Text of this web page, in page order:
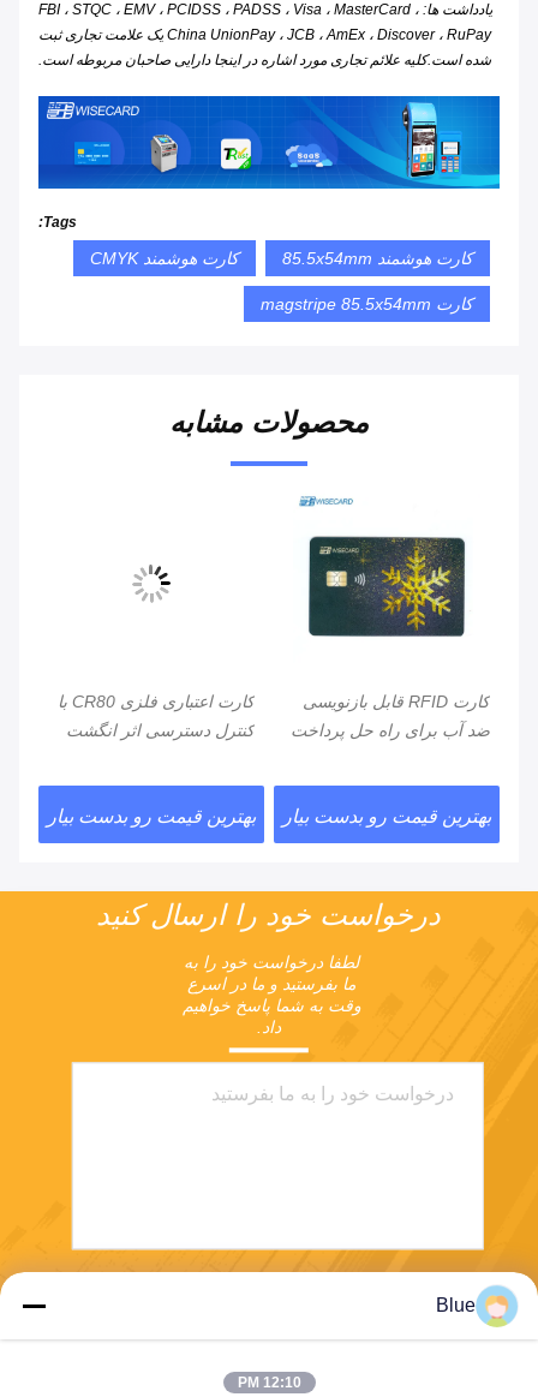
یادداشت ها: FBI ، STQC ، EMV ، PCIDSS ، PADSS ، Visa ، MasterCard ،
China UnionPay ، JCB ، AmEx ، Discover ، RuPay یک علامت تجاری ثبت
شده است.کلیه علائم تجاری مورد اشاره در اینجا دارایی صاحبان مربوطه است.
Tags:
کارت هوشمند 85.5x54mm کارت هوشمند CMYK
کارت magstripe 85.5x54mm
محصولات مشابه
کارت RFID قابل بازنویسی
ضد آب برای راه حل پرداخت
بهترین قیمت رو بدست بیار
کارت اعتباری فلزی CR80 با
کنترل دسترسی اثر انگشت
بهترین قیمت رو بدست بیار
درخواست خود را ارسال کنید
داد.
Blue
12:10 PM